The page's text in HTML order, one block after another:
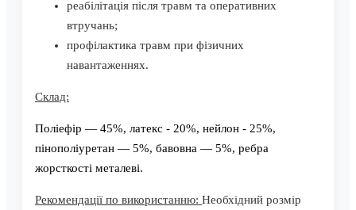
реабілітація після травм та оперативних
втручань;
профілактика травм при фізичних
навантаженнях.
Склад:
Поліефір — 45%, латекс - 20%, нейлон - 25%,
пінополіуретан — 5%, бавовна — 5%, ребра
жорсткості металеві.
Рекомендації по використанню: Необхідний розмір